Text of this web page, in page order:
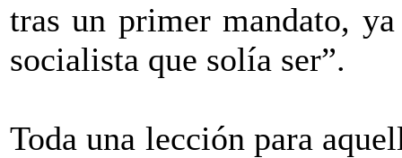
tras un primer mandato,
socialista que solía ser”.
Toda una lección para